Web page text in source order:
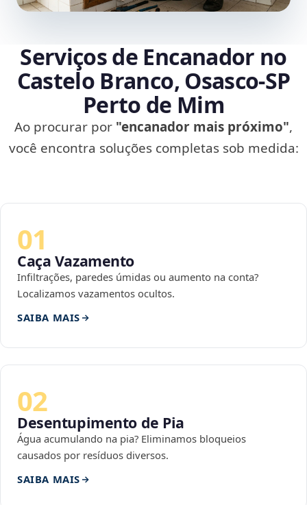
Serviços de Encanador no
Castelo Branco, Osasco‑SP
Perto de Mim
Ao procurar por "encanador mais próximo",
você encontra soluções completas sob medida:
01
Caça Vazamento
Infiltrações, paredes úmidas ou aumento na conta?
Localizamos vazamentos ocultos.
SAIBA MAIS
02
Desentupimento de Pia
Água acumulando na pia? Eliminamos bloqueios
causados por resíduos diversos.
SAIBA MAIS